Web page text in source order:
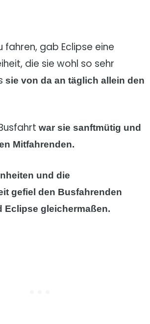
fahren, gab Eclipse eine
die sie wohl so sehr
sie von da an täglich allein den
war sie sanftmütig und
Mitfahrenden.
und die
gefiel den Busfahrenden
Eclipse gleichermaßen.